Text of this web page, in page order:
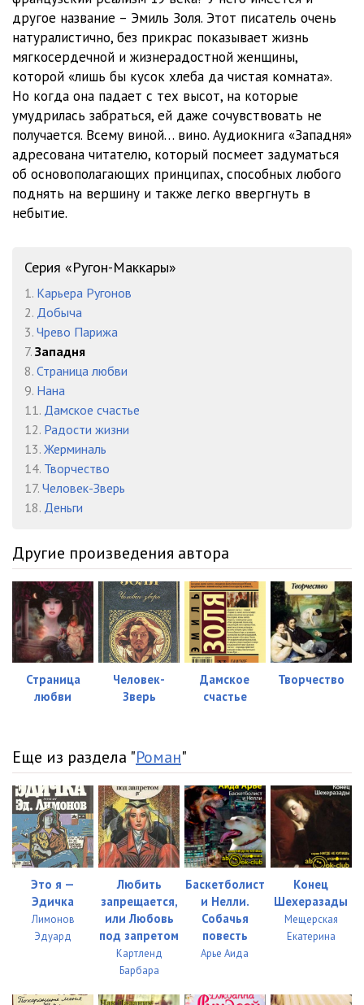
0015 24:22
0016
0017 26:52
0018 28:36
0019 28:05
0020 25:50
0021
0023
0024
0025
0026
0027
0028
0029
0030
0032 24:12
0033 24:44
0034 25:18
0035 26:21
0036
0038
0039 26:14
0040
0041 15:57
0042 28:40
0043 24:33
0045 27:27
другое название – Эмиль Золя. Этот писатель очень
натуралистично, без прикрас показывает жизнь
мягкосердечной и жизнерадостной женщины,
которой «лишь бы кусок хлеба да чистая комната».
Но когда она падает с тех высот, на которые
умудрилась забраться, ей даже сочувствовать не
получается. Всему виной… вино. Аудиокнига «Западня»
адресована читателю, который посмеет задуматься
об основополагающих принципах, способных любого
поднять на вершину и также легко ввергнуть в
небытие.
Серия «Ругон-Маккары»
1. Карьера Ругонов
2. Добыча
3. Чрево Парижа
7. Западня
8. Страница любви
9. Нана
11. Дамское счастье
12. Радости жизни
13. Жерминаль
14. Творчество
17. Человек-Зверь
18. Деньги
Другие произведения автора
Страница
любви
Человек-
Зверь
Дамское
счастье
Творчество
Еще из раздела "Роман"
Это я —
Эдичка
Лимонов
Эдуард
Любить
запрещается,
или Любовь
под запретом
Картленд
Барбара
Баскетболист
и Нелли.
Собачья
повесть
Арье Аида
Конец
Шехеразады
Мещерская
Екатерина